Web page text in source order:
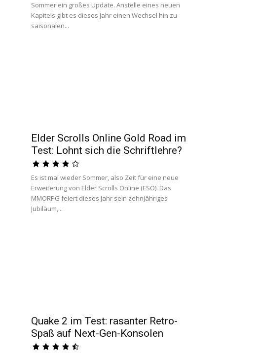
Sommer ein großes Update. Anstelle eines neuen
Kapitels gibt es dieses Jahr einen Wechsel hin zu
saisonalen...
Elder Scrolls Online Gold Road im
Test: Lohnt sich die Schriftlehre?
Es ist mal wieder Sommer, also Zeit für eine neue
Erweiterung von Elder Scrolls Online (ESO). Das
MMORPG feiert dieses Jahr sein zehnjähriges
Jubiläum,...
Quake 2 im Test: rasanter Retro-
Spaß auf Next-Gen-Konsolen